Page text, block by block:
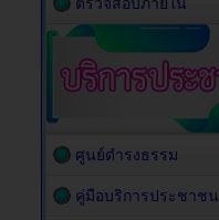
ศูนย์ดำรงธรรม
คู่มือบริการประชาชน